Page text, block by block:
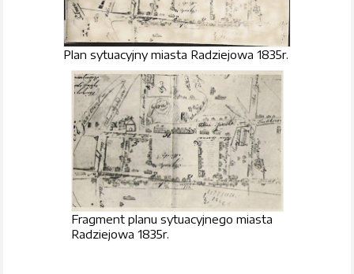
Plan sytuacyjny miasta Radziejowa 1835r.
Fragment planu sytuacyjnego miasta
Radziejowa 1835r.